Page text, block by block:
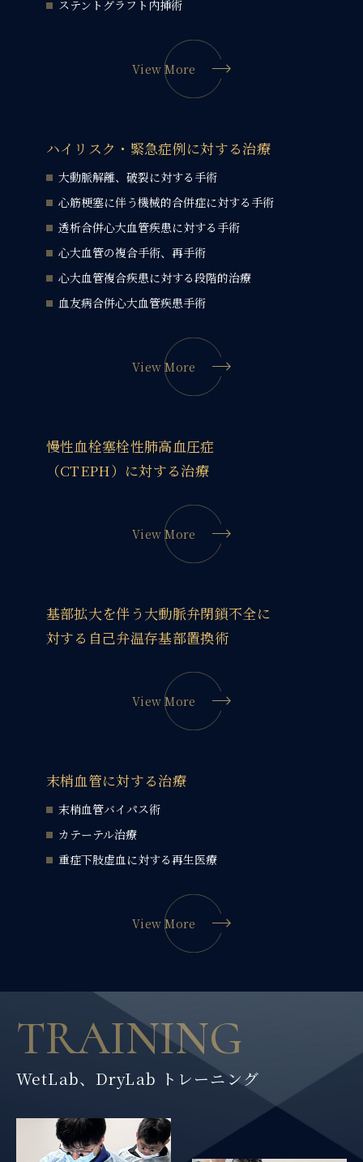
ステントグラフト内挿術
View More
ハイリスク・緊急症例に対する治療
大動脈解離、破裂に対する手術
心筋梗塞に伴う機械的合併症に対する手術
透析合併心大血管疾患に対する手術
心大血管の複合手術、再手術
心大血管複合疾患に対する段階的治療
血友病合併心大血管疾患手術
View More
慢性血栓塞栓性肺高血圧症
（CTEPH）に対する治療
View More
基部拡大を伴う大動脈弁閉鎖不全に
対する自己弁温存基部置換術
View More
末梢血管に対する治療
末梢血管バイパス術
カテーテル治療
重症下肢虚血に対する再生医療
View More
TRAINING
WetLab、 DryLab ト レーニ ング